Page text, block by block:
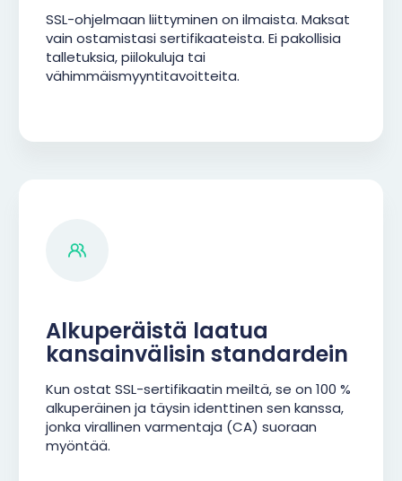
SSL-ohjelmaan liittyminen on ilmaista. Maksat
vain ostamistasi sertifikaateista. Ei pakollisia
talletuksia, piilokuluja tai
vähimmäismyyntitavoitteita.
Alkuperäistä laatua
kansainvälisin standardein
Kun ostat SSL-sertifikaatin meiltä, se on 100 %
alkuperäinen ja täysin identtinen sen kanssa,
jonka virallinen varmentaja (CA) suoraan
myöntää.